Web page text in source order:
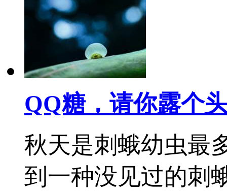
QQ糖，请你露个
秋天是刺蛾幼虫最
到一种没见过的刺